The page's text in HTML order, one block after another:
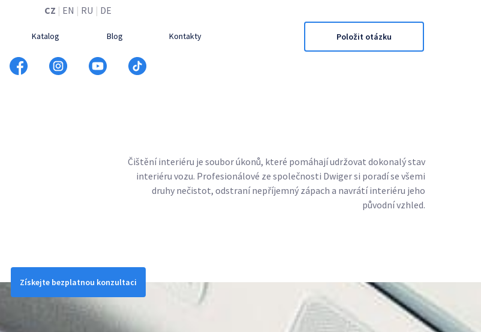
Položit otázku
Kontakty
Blog
Katalog
DE
CZ |
| RU
EN |
Čištění interiéru je soubor úkonů, které pomáhají udržovat dokonalý stav
interiéru vozu. Profesionálové ze společnosti Dwiger si poradí se všemi
druhy nečistot, odstraní nepříjemný zápach a navrátí interiéru jeho
původní vzhled.
Získejte bezplatnou konzultaci